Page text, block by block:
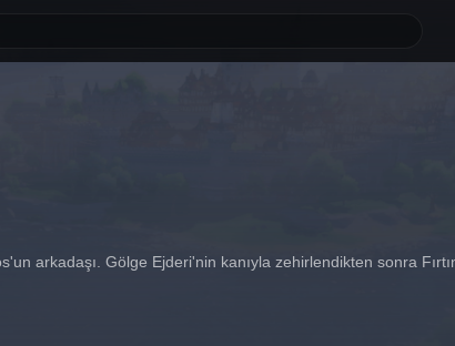
arkadaşı. Gölge Ejderi'nin kanıyla zehirlendikten sonra